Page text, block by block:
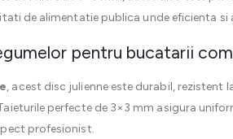
de alimentatie publica unde eficienta
pentru bucatarii
, acest disc julienne este durabil, rezistent
perfecte de 3×3 mm asigura
profesionist.